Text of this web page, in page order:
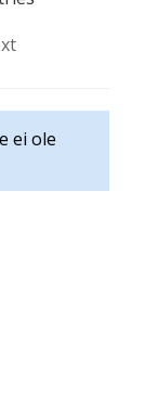
ei ole